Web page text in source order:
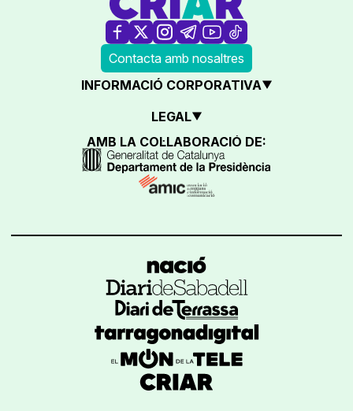
Contacta amb nosaltres
INFORMACIÓ CORPORATIVA
LEGAL
AMB LA COL·LABORACIÓ DE: